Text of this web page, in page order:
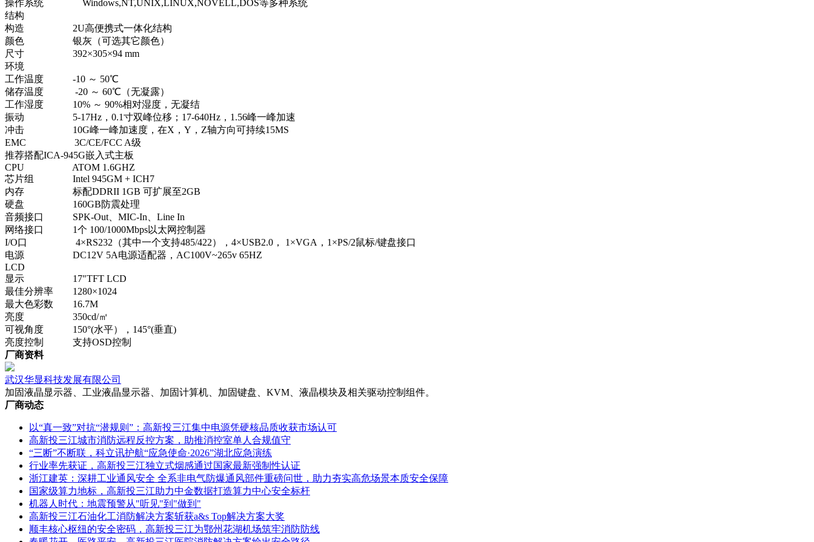
操作系统 Windows,NT,UNIX,LINUX,NOVELL,DOS等多种系统
结构
构造 2U高便携式一体化结构
颜色 银灰（可选其它颜色）
尺寸 392×305×94 mm
环境
工作温度 -10 ～ 50℃
储存温度 -20 ～ 60℃（无凝露）
工作湿度 10% ～ 90%相对湿度，无凝结
振动 5-17Hz，0.1寸双峰位移；17-640Hz，1.56峰一峰加速
冲击 10G峰一峰加速度，在X，Y，Z轴方向可持续15MS
EMC 3C/CE/FCC A级
推荐搭配ICA-945G嵌入式主板
CPU ATOM 1.6GHZ
芯片组 Intel 945GM + ICH7
内存 标配DDRII 1GB 可扩展至2GB
硬盘 160GB防震处理
音频接口 SPK-Out、MIC-In、Line In
网络接口 1个 100/1000Mbps以太网控制器
I/O口 4×RS232（其中一个支持485/422），4×USB2.0， 1×VGA，1×PS/2鼠标/键盘接口
电源 DC12V 5A电源适配器，AC100V~265v 65HZ
LCD
显示 17"TFT LCD
最佳分辨率 1280×1024
最大色彩数 16.7M
亮度 350cd/㎡
可视角度 150°(水平），145°(垂直)
亮度控制 支持OSD控制
厂商资料
武汉华显科技发展有限公司
加固液晶显示器、工业液晶显示器、加固计算机、加固键盘、KVM、液晶模块及相关驱动控制组件。
厂商动态
以“真一致”对抗“潜规则”：高新投三江集中电源凭硬核品质收获市场认可
高新投三江城市消防远程反控方案，助推消控室单人合规值守
“三断”不断联，科立讯护航“应急使命·2026”湖北应急演练
行业率先获证，高新投三江独立式烟感通过国家最新强制性认证
浙江建英：深耕工业通风安全 全系非电气防爆通风部件重磅问世，助力夯实高危场景本质安全保障
国家级算力地标，高新投三江助力中金数据打造算力中心安全标杆
机器人时代：地震预警从"听见"到"做到"
高新投三江石油化工消防解决方案斩获a&s Top解决方案大奖
顺丰核心枢纽的安全密码，高新投三江为鄂州花湖机场筑牢消防防线